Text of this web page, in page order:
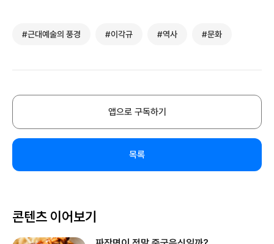
#근대예술의 풍경 #이각규 #역사 #문화
앱으로 구독하기
목록
콘텐츠 이어보기